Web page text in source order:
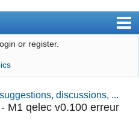
or register.
discussions, ...
M1 qelec v0.100 erreur